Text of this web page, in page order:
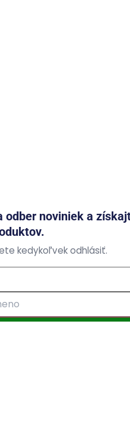
odber noviniek a
kedykoľvek odhlásiť.